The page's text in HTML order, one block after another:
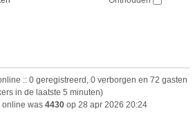
:: 0 geregistreerd, 0 verborgen en 72 gasten
in de laatste 5 minuten)
online was 4430 op 28 apr 2026 20:24